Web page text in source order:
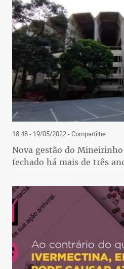
18:48 - 19/05/2022- Compartilhe
Nova gestão do
fechado há mais de três